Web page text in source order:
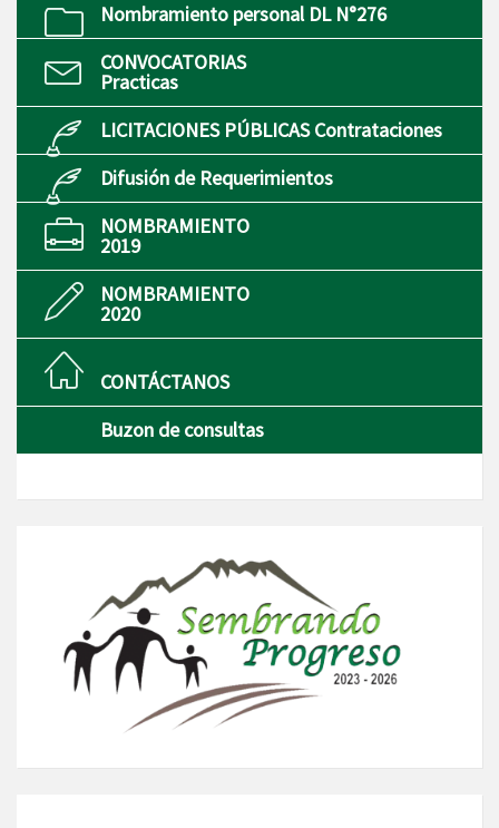
Nombramiento personal DL N°276
CONVOCATORIAS
Practicas
LICITACIONES PÚBLICAS Contrataciones
Difusión de Requerimientos
NOMBRAMIENTO
2019
NOMBRAMIENTO
2020
CONTÁCTANOS
Buzon de consultas